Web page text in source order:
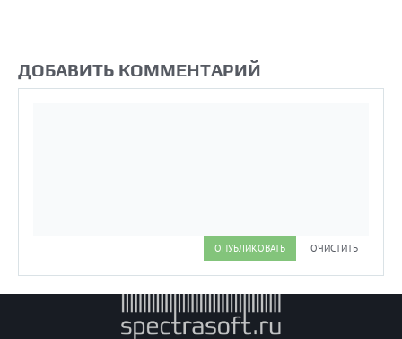
ДОБАВИТЬ КОММЕНТАРИЙ
ОПУБЛИКОВАТЬ ОЧИСТИТЬ